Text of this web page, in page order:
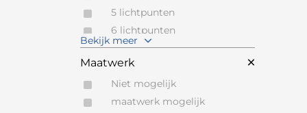
VANDYCK Bedfashion
VARAM
VIPACK
WAGNER
Wit
Zand
Zilver
Zwart
Zwart Staal
Zwart Staal
5 lichtpunten
6 lichtpunten
7 lichtpunten
Bekijk meer
Maatwerk
Niet mogelijk
maatwerk mogelijk